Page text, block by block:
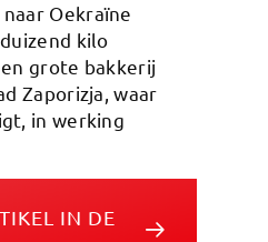
Oekraïne
kilo
grote bakkerij
Zaporizja, waar
in werking
IN DE